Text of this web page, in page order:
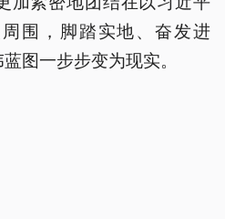
围，脚踏实地、奋发进
图一步步变为现实。